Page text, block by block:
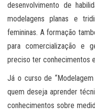
desenvolvimento de
modelagens planas e
femininas. A formação
para comercialização e
preciso ter conhecimentos
Já o curso de
quem deseja aprender
conhecimentos sobre